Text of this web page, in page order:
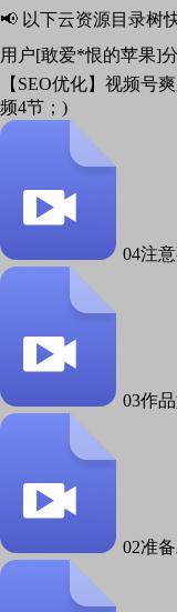
📢 以下云资源目录树
用户[敢爱*恨的苹果]
【SEO优化】视频号
频4节；)
04注
03作
02准